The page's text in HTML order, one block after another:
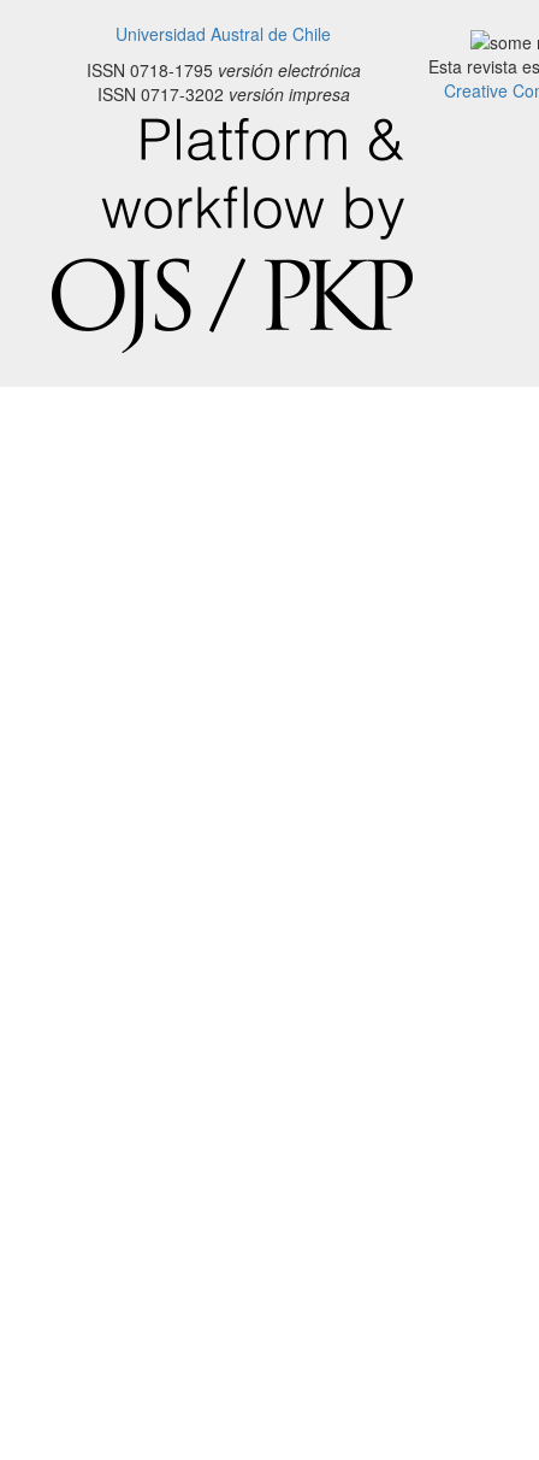
Universidad Austral de Chile
ISSN 0718-1795versión electrónica
ISSN 0717-3202 versión impresa
Esta revista
Creative